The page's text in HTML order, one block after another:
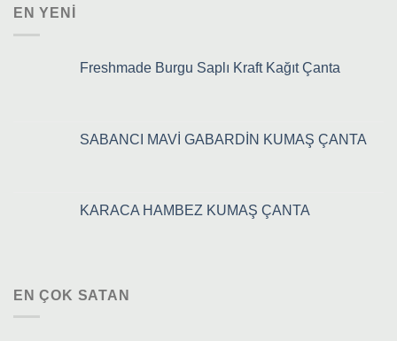
EN YENI
Freshmade Burgu Saplı Kraft Kağıt Çanta
SABANCI MAVİ GABARDİN KUMAŞ ÇANTA
KARACA HAMBEZ KUMAŞ ÇANTA
EN ÇOK SATAN